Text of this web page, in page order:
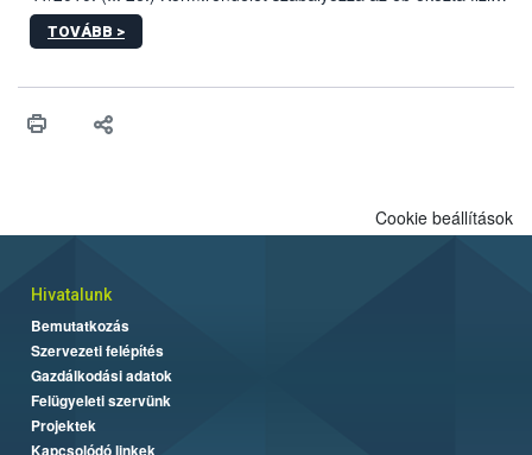
sérülés, illetve ennek veszélye keletkezésekor felmerülő
hatósági feladatokat, valamint a veszélyes eb tartását és annak
vonni az ebek viselkedésének megítélésében jártas szakértőt.
TOVÁBB >
Cookie beállítások
Hivatalunk
Bemutatkozás
Szervezeti felépítés
Gazdálkodási adatok
Felügyeleti szervünk
Projektek
Kapcsolódó linkek